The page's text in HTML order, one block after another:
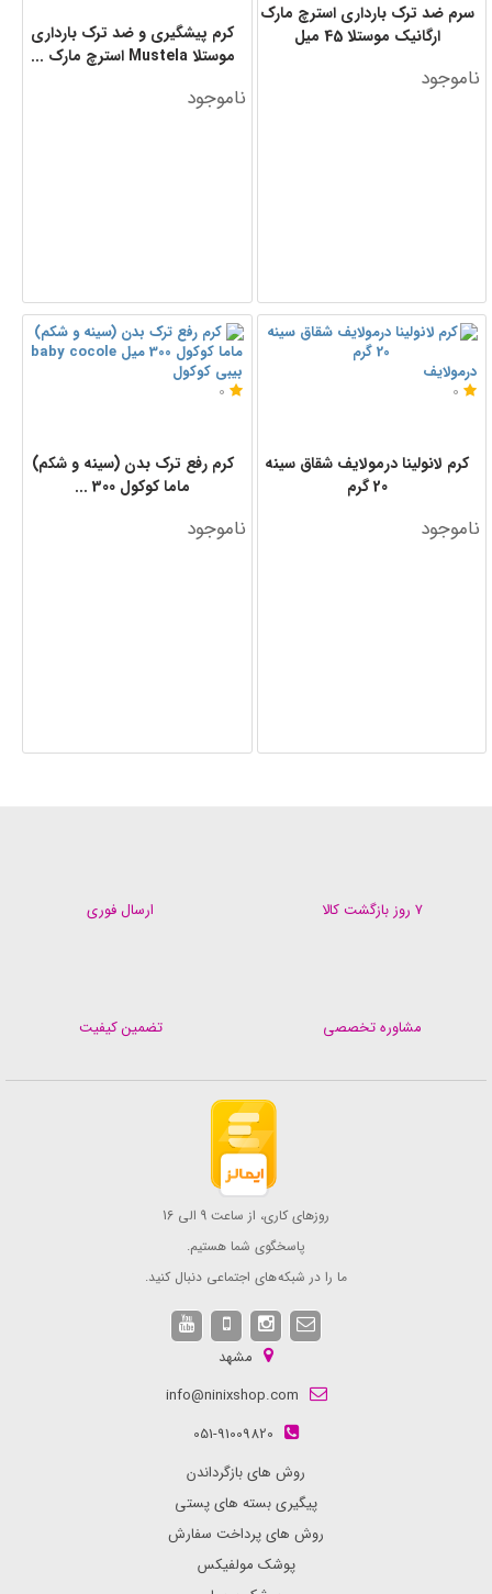
کرم پیشگیری و ضد ترک بارداری
موستلا Mustela استرچ مارک ...
ناموجود
سرم ضد ترک بارداری استرچ مارک
ارگانیک موستلا 45 میل
ناموجود
بیبی کوکول
0
کرم رفع ترک بدن (سینه و شکم)
ماما کوکول 300 ...
ناموجود
درمولایف
0
کرم لانولینا درمولایف شقاق سینه
20 گرم
ناموجود
ارسال فوری ۷ روز بازگشت کالا
تضمین کیفیت مشاوره تخصصی
روزهای کاری، از ساعت 9 الی 16
پاسخگوی شما هستیم.
ما را در شبکه های اجتماعی دنبال کنید.
مشهد
info@ninixshop.com
051-91009820
روش های بازگرداندن
پیگیری بسته های پستی
روش های پرداخت سفارش
پوشک مولفیکس